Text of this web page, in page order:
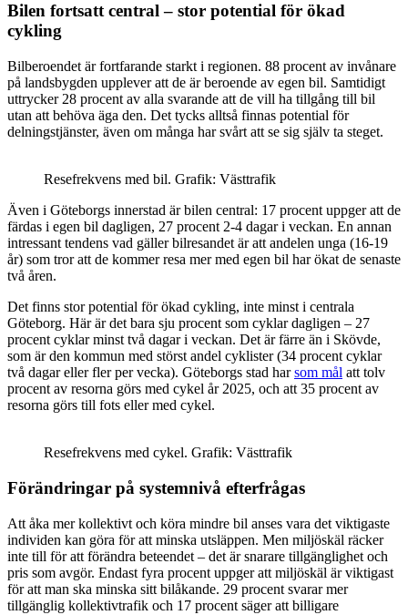
Bilen fortsatt central – stor potential för ökad
cykling
Bilberoendet är fortfarande starkt i regionen. 88 procent av invånare
på landsbygden upplever att de är beroende av egen bil. Samtidigt
uttrycker 28 procent av alla svarande att de vill ha tillgång till bil
utan att behöva äga den. Det tycks alltså finnas potential för
delningstjänster, även om många har svårt att se sig själv ta steget.
Resefrekvens med bil. Grafik: Västtrafik
Även i Göteborgs innerstad är bilen central: 17 procent uppger att de
färdas i egen bil dagligen, 27 procent 2-4 dagar i veckan. En annan
intressant tendens vad gäller bilresandet är att andelen unga (16-19
år) som tror att de kommer resa mer med egen bil har ökat de senaste
två åren.
Det finns stor potential för ökad cykling, inte minst i centrala
Göteborg. Här är det bara sju procent som cyklar dagligen – 27
procent cyklar minst två dagar i veckan. Det är färre än i Skövde,
som är den kommun med störst andel cyklister (34 procent cyklar
två dagar eller fler per vecka). Göteborgs stad harsom mål att tolv
procent av resorna görs med cykel år 2025, och att 35 procent av
resorna görs till fots eller med cykel.
Resefrekvens med cykel. Grafik: Västtrafik
Förändringar på systemnivå efterfrågas
Att åka mer kollektivt och köra mindre bil anses vara det viktigaste
individen kan göra för att minska utsläppen. Men miljöskäl räcker
inte till för att förändra beteendet – det är snarare tillgänglighet och
pris som avgör. Endast fyra procent uppger att miljöskäl är viktigast
för att man ska minska sitt bilåkande. 29 procent svarar mer
tillgänglig kollektivtrafik och 17 procent säger att billigare